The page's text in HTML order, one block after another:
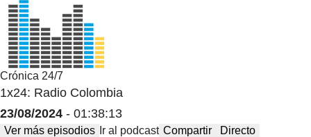
Crónica 24/7
1x24: Radio Colombia
23/08/2024 - 01:38:13
Ver más episodios Ir al podcast Compartir Directo